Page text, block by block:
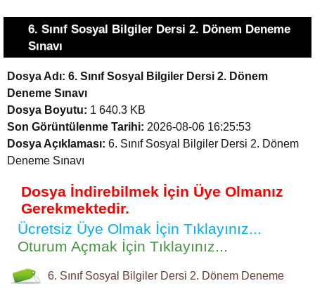
6. Sınıf Sosyal Bilgiler Dersi 2. Dönem Deneme
Sınavı
Dosya Adı: 6. Sınıf Sosyal Bilgiler Dersi 2. Dönem
Deneme Sınavı
Dosya Boyutu: 1 640.3 KB
Son Görüntülenme Tarihi: 2026-08-06 16:25:53
Dosya Açıklaması: 6. Sınıf Sosyal Bilgiler Dersi 2. Dönem
Deneme Sınavı
Dosya İndirebilmek İçin Üye Olmanız
Gerekmektedir.
Ücretsiz Üye Olmak İçin Tıklayınız...
Oturum Açmak İçin Tıklayınız...
6. Sınıf Sosyal Bilgiler Dersi 2. Dönem Deneme